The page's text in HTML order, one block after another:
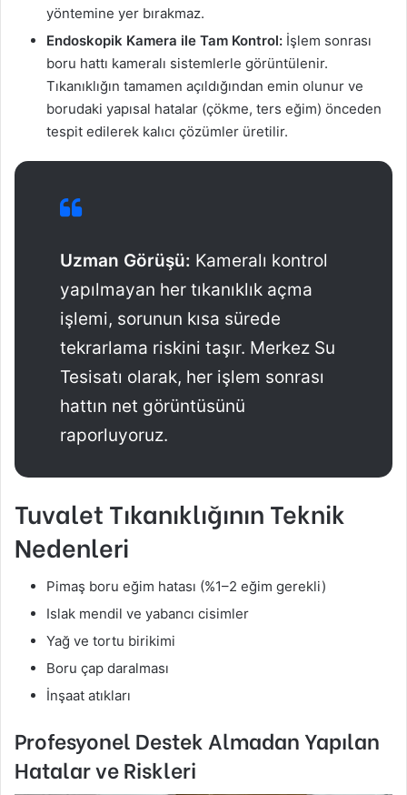
yöntemine yer bırakmaz.
Endoskopik Kamera ile Tam Kontrol: İşlem sonrası
boru hattı kameralı sistemlerle görüntülenir.
Tıkanıklığın tamamen açıldığından emin olunur ve
borudaki yapısal hatalar (çökme, ters eğim) önceden
tespit edilerek kalıcı çözümler üretilir.
Uzman Görüşü: Kameralı kontrol
yapılmayan her tıkanıklık açma
işlemi, sorunun kısa sürede
tekrarlama riskini taşır. Merkez Su
Tesisatı olarak, her işlem sonrası
hattın net görüntüsünü
raporluyoruz.
Tuvalet Tıkanıklığının Teknik
Nedenleri
Pimaş boru eğim hatası (%1–2 eğim gerekli)
Islak mendil ve yabancı cisimler
Yağ ve tortu birikimi
Boru çap daralması
İnşaat atıkları
Profesyonel Destek Almadan Yapılan
Hatalar ve Riskleri